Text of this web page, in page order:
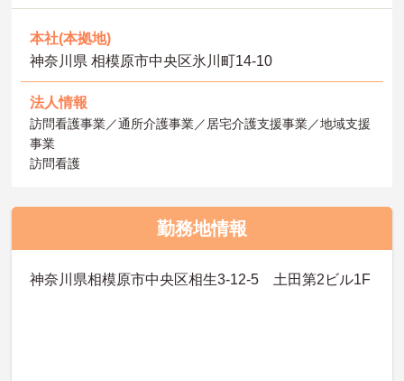
本社(本拠地)
神奈川県 相模原市中央区氷川町14-10
法人情報
訪問看護事業／通所介護事業／居宅介護支援事業／地域支援
事業
訪問看護
勤務地情報
神奈川県相模原市中央区相生3-12-5 土田第2ビル1F